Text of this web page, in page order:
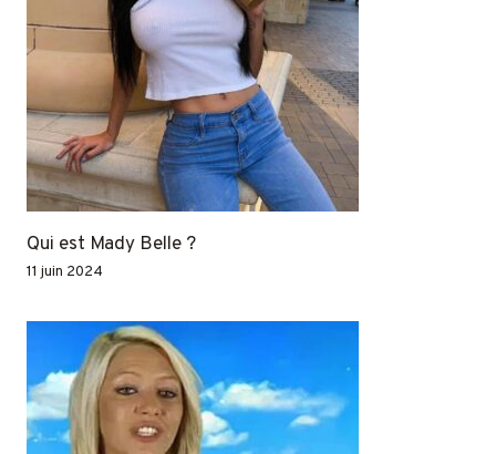
Qui est Mady Belle ?
11 juin 2024